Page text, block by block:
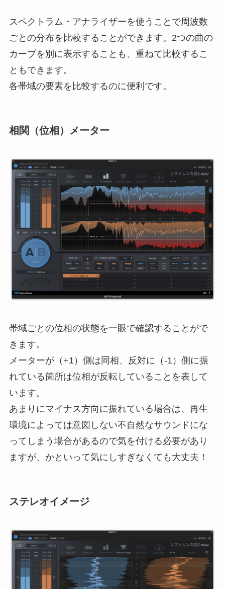
スペクトラム・アナライザーを使うことで周波数
ごとの分布を比較することができます。2つの曲の
カーブを別に表示することも、重ねて比較するこ
ともできます。
各帯域の要素を比較するのに便利です。
相関（位相）メーター
帯域ごとの位相の状態を一眼で確認することがで
きます。
メーターが（+1）側は同相、反対に（-1）側に振
れている箇所は位相が反転していることを表して
います。
あまりにマイナス方向に振れている場合は、再生
環境によっては意図しない不自然なサウンドにな
ってしまう場合があるので気を付ける必要があり
ますが、かといって気にしすぎなくても大丈夫！
ステレオイメージ